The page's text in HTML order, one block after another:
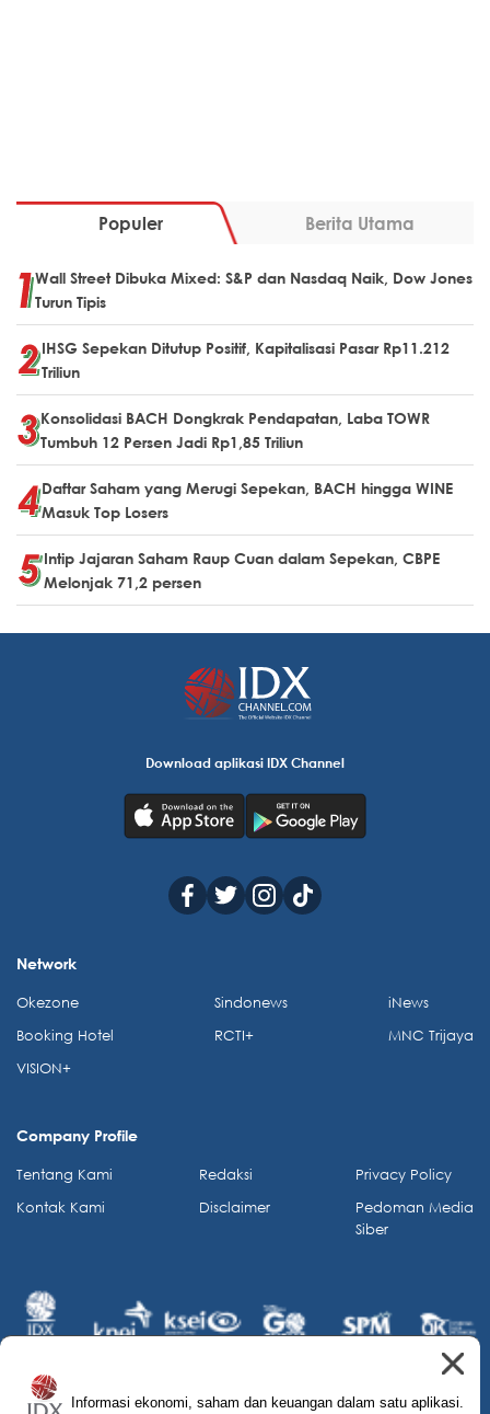
Populer Berita Utama
Wall Street Dibuka Mixed: S&P dan Nasdaq Naik, Dow Jones
Turun Tipis
IHSG Sepekan Ditutup Positif, Kapitalisasi Pasar Rp11.212
Triliun
Konsolidasi BACH Dongkrak Pendapatan, Laba TOWR
Tumbuh 12 Persen Jadi Rp1,85 Triliun
Daftar Saham yang Merugi Sepekan, BACH hingga WINE
Masuk Top Losers
Intip Jajaran Saham Raup Cuan dalam Sepekan, CBPE
Melonjak 71,2 persen
Informasi ekonomi, saham dan keuangan dalam satu aplikasi.
Download aplikasi IDX Channel
Network
Okezone
Booking Hotel
VISION+
Sindonews
RCTI+
iNews
MNC Trijaya
Company Profile
Tentang Kami
Kontak Kami
Redaksi
Disclaimer
Privacy Policy
Pedoman Media
Siber
© 2026 IDX Channel. All Rights Reserved.